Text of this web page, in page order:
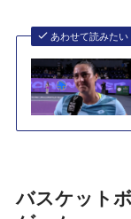
あわせて読みたい
バスケット